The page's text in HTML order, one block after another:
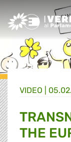
Greens/EFA
VIDEO |
THE